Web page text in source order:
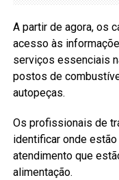
A partir de agora, os
acesso às
serviços essenciais
postos de
autopeças.
Os profissionais de
identificar onde
atendimento que
alimentação.